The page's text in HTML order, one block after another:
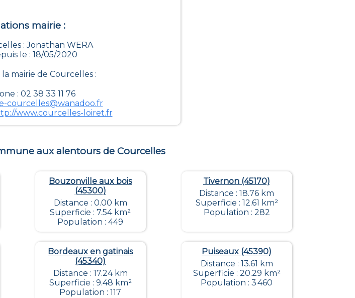
mairie :
: Jonathan WERA
le : 18/05/2020
mairie de Courcelles :
: 02 38 33 11 76
courcelles@wanadoo.fr
www.courcelles-loiret.fr
aux alentours de Courcelles
Bouzonville aux bois
(45300)
Distance : 0.00 km
Superficie : 7.54 km²
Population : 449
Tivernon (45170)
Distance : 18.76 km
Superficie : 12.61 km²
Population : 282
Bordeaux en gatinais
(45340)
Distance : 17.24 km
Superficie : 9.48 km²
Population : 117
Puiseaux (45390)
Distance : 13.61 km
Superficie : 20.29 km²
Population : 3 460